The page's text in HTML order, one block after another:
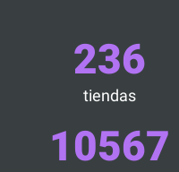
236
tiendas
10567